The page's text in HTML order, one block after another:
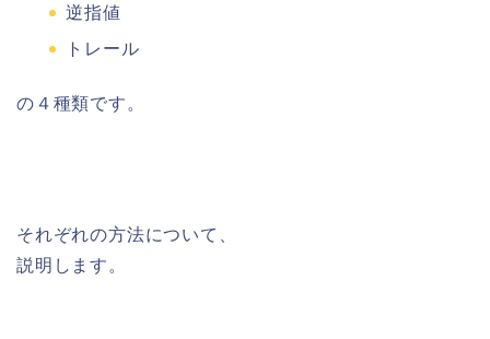
逆指値
トレール
の ４種類です。
それぞれの方法について、
説明します。